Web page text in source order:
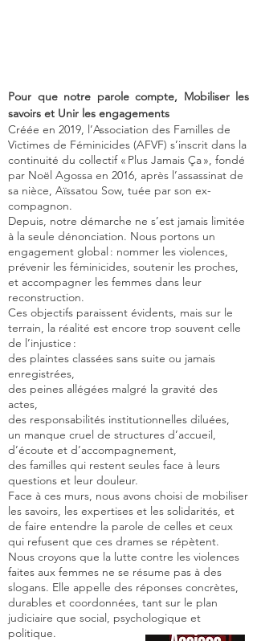
Pour que notre parole compte, Mobiliser les
savoirs et Unir les engagements
Créée en 2019, l’Association des Familles de
Victimes de Féminicides (AFVF) s’inscrit dans la
continuité du collectif « Plus Jamais Ça », fondé
par Noël Agossa en 2016, après l’assassinat de
sa nièce, Aïssatou Sow, tuée par son ex-
compagnon.
Depuis, notre démarche ne s’est jamais limitée
à la seule dénonciation. Nous portons un
engagement global : nommer les violences,
prévenir les féminicides, soutenir les proches,
et accompagner les femmes dans leur
reconstruction.
Ces objectifs paraissent évidents, mais sur le
terrain, la réalité est encore trop souvent celle
de l’injustice :
des plaintes classées sans suite ou jamais
enregistrées,
des peines allégées malgré la gravité des
actes,
des responsabilités institutionnelles diluées,
un manque cruel de structures d’accueil,
d’écoute et d’accompagnement,
des familles qui restent seules face à leurs
questions et leur douleur.
Face à ces murs, nous avons choisi de mobiliser
les savoirs, les expertises et les solidarités, et
de faire entendre la parole de celles et ceux
qui refusent que ces drames se répètent.
Nous croyons que la lutte contre les violences
faites aux femmes ne se résume pas à des
slogans. Elle appelle des réponses concrètes,
durables et coordonnées, tant sur le plan
judiciaire que social, psychologique et
politique.